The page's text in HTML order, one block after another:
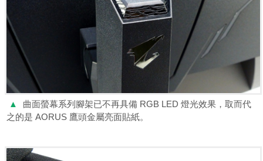
▲
曲面螢幕系列腳架已不再具備 RGB LED 燈光效果，取而代
之的是 AORUS 鷹頭金屬亮面貼紙。